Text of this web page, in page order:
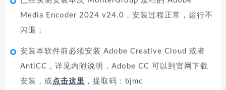
Media Encoder 2024 v24.0，安装过程正常，运行不
闪退；
安装本软件前必须安装 Adobe Creative Cloud 或者
AntiCC，详见内附说明，Adobe CC 可以到官网下载
安装，或 点击这里 ，提取码： bjmc